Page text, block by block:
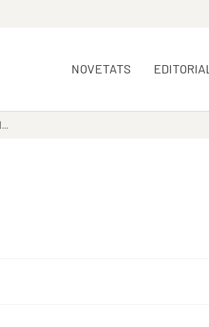
NOVETATS EDITORIAL